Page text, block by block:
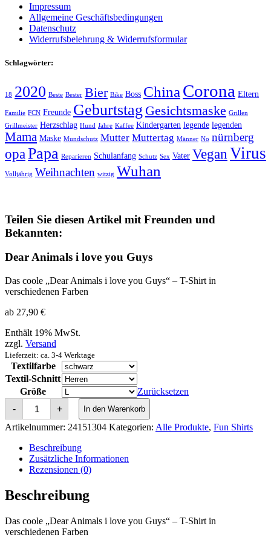
Impressum
Allgemeine Geschäftsbedingungen
Datenschutz
Widerrufsbelehrung & Widerrufsformular
Schlagwörter:
18 2020 Beste Bester Bier Bike Boss China Corona Eltern
Familie FCN Freunde Geburtstag Gesichtsmaske Grillen
Grillmeister Herzschlag Hund Jahre Kaffee Kindergarten legende legenden
Mama Maske Mundschutz Mutter Muttertag Männer No nürnberg
opaPapa Reparieren Schulanfang Schutz Sex Vater Vegan Virus
Volljährig Weihnachten witzig Wuhan
Teilen Sie diesen Artikel mit Freunden und
Bekannten:
Dear Animals i love you Guys
Das coole „Dear Animals i love you Guys“ – T-Shirt in
verschiedenen Farben
ab 27,90 €
Enthält 19% MwSt.
zzgl. Versand
Lieferzeit: ca. 3-4 Werktage
Textilfarbe
Textil-Schnitt
Größe
Zurücksetzen
-
Dear
Animals
i
love
Guys
Menge
+ In den Warenkorb
Artikelnummer: 24151304 Kategorien: Alle Produkte, Fun Shirts
Beschreibung
Zusätzliche Informationen
Rezensionen (0)
Beschreibung
Das coole „Dear Animals i love you Guys“ – T-Shirt in
verschiedenen Farben